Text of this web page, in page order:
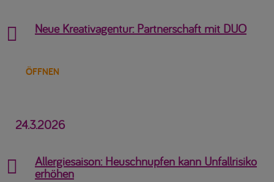
 Neue Kreativagentur: Partnerschaft mit DUO
ÖFFNEN
24.3.2026

Allergiesaison: Heuschnupfen kann Unfallrisiko
erhöhen